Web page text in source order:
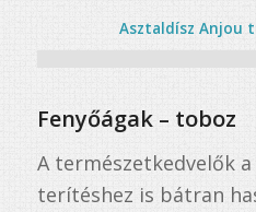
Asztaldísz Anjou
Fenyőágak – toboz
A természetkedvelők
terítéshez is bátran